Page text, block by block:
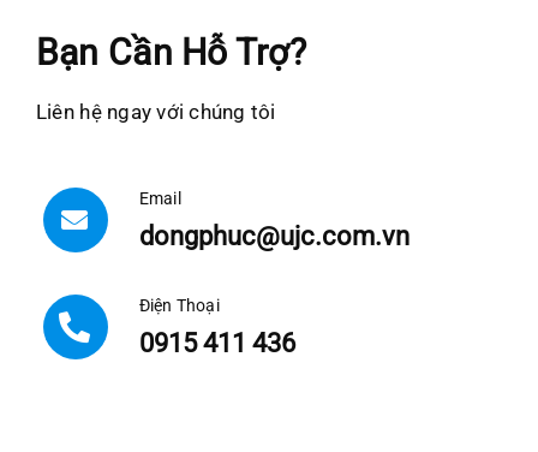
Bạn Cần Hỗ Trợ?
Liên hệ ngay với chúng tôi
Email
dongphuc@ujc.com.vn
Điện Thoại
0915 411 436